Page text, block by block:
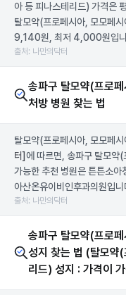
아 등 피나스테리드) 가격
탈모약(프로페시아, 모모페
9,140원, 최저 4,000원입
출처: 나만의닥터
송파구 탈모약(프로
처방 병원 찾는 법
탈모약(프로페시아, 모모페
터] 에 따르면, 송파구 탈모약
가능한 추천 병원은 튼튼소아
아산온유이비인후과의원입니
출처: 나만의닥터
송파구 탈모약(프로
성지 찾는 법 (탈모약(
리드) 성지 : 가격이